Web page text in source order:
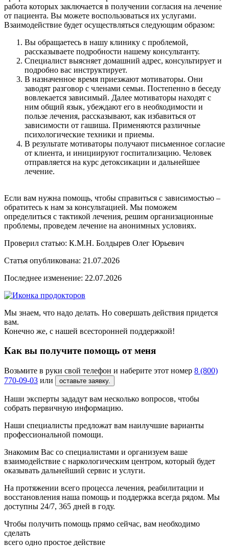
работа которых заключается в получении согласия на лечение
от пациента. Вы можете воспользоваться их услугами.
Взаимодействие будет осуществляться следующим образом:
Вы обращаетесь в нашу клинику с проблемой,
рассказываете подробности нашему консультанту.
Специалист выясняет домашний адрес, консультирует и
подробно вас инструктирует.
В назначенное время приезжают мотиваторы. Они
заводят разговор с членами семьи. Постепенно в беседу
вовлекается зависимый. Далее мотиваторы находят с
ним общий язык, убеждают его в необходимости и
пользе лечения, рассказывают, как избавиться от
зависимости от гашиша. Применяются различные
психологические техники и приемы.
В результате мотиваторы получают письменное согласие
от клиента, и инициируют госпитализацию. Человек
отправляется на курс детоксикации и дальнейшее
лечение.
Если вам нужна помощь, чтобы справиться с зависимостью –
обратитесь к нам за консультацией. Мы поможем
определиться с тактикой лечения, решим организационные
проблемы, проведем лечение на анонимных условиях.
Проверил статью: К.М.Н. Болдырев Олег Юрьевич
Статья опубликована: 21.07.2026
Последнее изменение: 22.07.2026
Мы знаем, что надо делать. Но совершать действия придется
вам.
Конечно же, с нашей всесторонней поддержкой!
Как вы получите помощь от меня
Возьмите в руки свой телефон и наберите этот номер 8 (800)
770-09-03 или оставьте заявку.
Наши эксперты зададут вам несколько вопросов, чтобы
собрать первичную информацию.
Наши специалисты предложат вам наилучшие варианты
профессиональной помощи.
Знакомим Вас со специалистами и организуем ваше
взаимодействие с наркологическим центром, который будет
оказывать дальнейший сервис и услуги.
На протяжении всего процесса лечения, реабилитации и
восстановления наша помощь и поддержка всегда рядом. Мы
доступны 24/7, 365 дней в году.
Чтобы получить помощь прямо сейчас, вам необходимо
сделать
всего одно простое действие